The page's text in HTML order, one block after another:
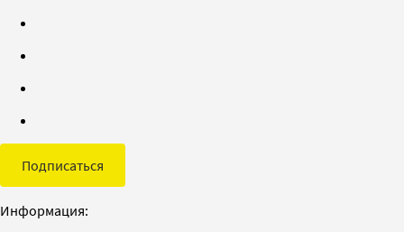
Подписаться
Информация: